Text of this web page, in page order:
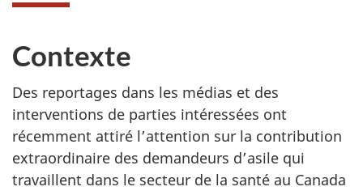
Contexte
Des reportages dans les médias et des
interventions de parties intéressées ont
récemment attiré l’attention sur la contribution
extraordinaire des demandeurs d’asile qui
travaillent dans le secteur de la santé au Canada